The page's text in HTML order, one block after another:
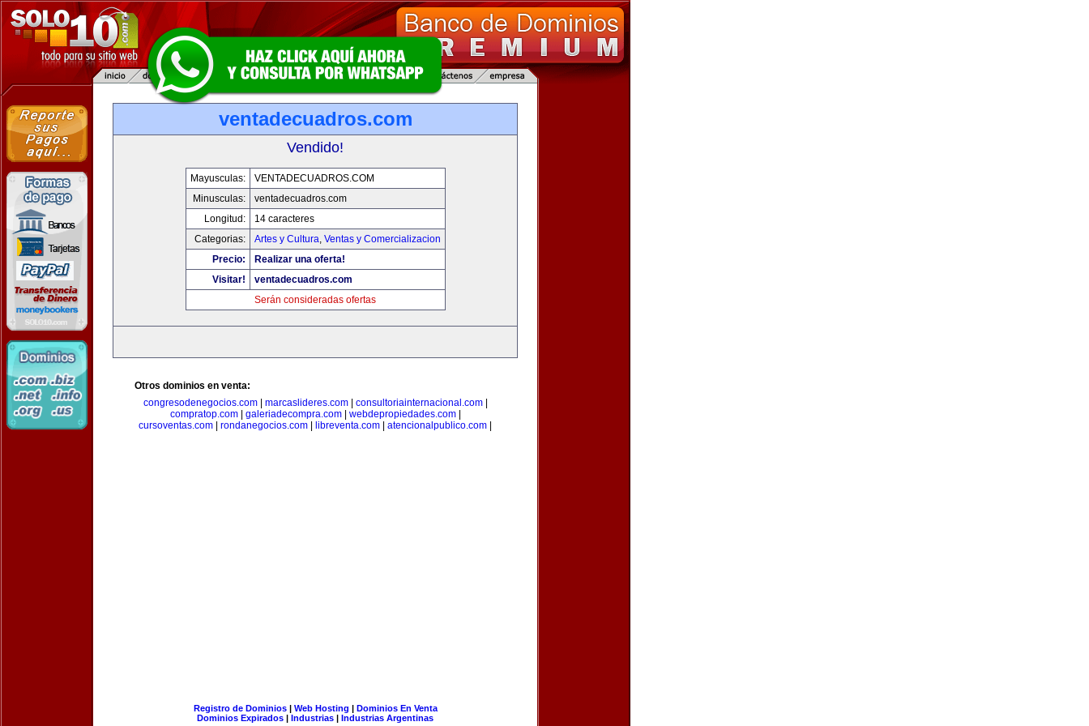
ventadecuadros.com
Vendido!
Mayusculas:
VENTADECUADROS.COM
Minusculas:
ventadecuadros.com
Longitud:
14 caracteres
Categorias:
Artes y Cultura, Ventas y Comercializacion
Precio:
Realizar una oferta!
Visitar!
ventadecuadros.com
Serán consideradas ofertas
Otros dominios en venta:
congresodenegocios.com| marcaslideres.com| consultoriainternacional.com|
compratop.com| galeriadecompra.com| webdepropiedades.com|
cursoventas.com
rondanegocios.com libreventa.com atencionalpublico.com
Registro de Dominios| Web Hosting | Dominios En Venta
Dominios Expirados | Industrias | Industrias Argentinas